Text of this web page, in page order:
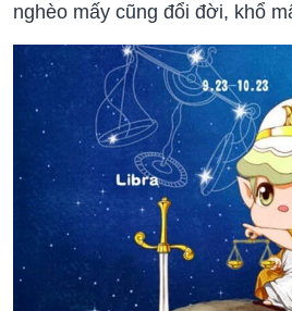
nghèo mấy cũng đổi đời, khổ